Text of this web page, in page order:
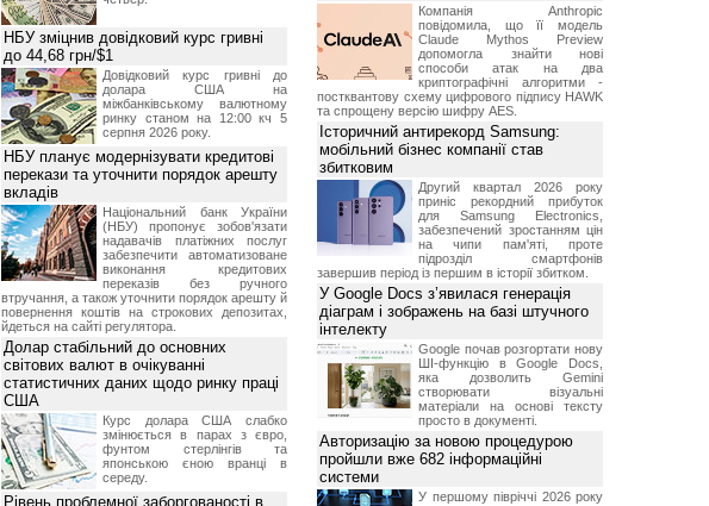
НБУ зміцнив довідковий курс гривні
до 44,68 грн/$1
Довідковий курс гривні до
долара США на
міжбанківському валютному
ринку станом на 12:00 кч 5
серпня 2026 року.
НБУ планує модернізувати кредитові
перекази та уточнити порядок арешту
вкладів
Національний банк України
(НБУ) пропонує зобов'язати
надавачів платіжних послуг
забезпечити автоматизоване
виконання кредитових
переказів без ручного
втручання, а також уточнити порядок арешту й
повернення коштів на строкових депозитах,
йдеться на сайті регулятора.
Долар стабільний до основних
світових валют в очікуванні
статистичних даних щодо ринку праці
США
Курс долара США слабко
змінюється в парах з євро,
фунтом стерлінгів та
японською єною вранці в
середу.
Рівень проблемної заборгованості в
Компанія Anthropic
повідомила, що її модель
Claude Mythos Preview
допомогла знайти нові
способи атак на два
криптографічні алгоритми -
постквантову схему цифрового підпису HAWK
та спрощену версію шифру AES.
Історичний антирекорд Samsung:
мобільний бізнес компанії став
збитковим
Другий квартал 2026 року
приніс рекордний прибуток
для Samsung Electronics,
забезпечений зростанням цін
на чипи пам'яті, проте
підрозділ смартфонів
завершив період із першим в історії збитком.
У Google Docs з’явилася генерація
діаграм і зображень на базі штучного
інтелекту
Google почав розгортати нову
ШІ-функцію в Google Docs,
яка дозволить Gemini
створювати візуальні
матеріали на основі тексту
просто в документі.
Авторизацію за новою процедурою
пройшли вже 682 інформаційні
системи
У першому півріччі 2026 року